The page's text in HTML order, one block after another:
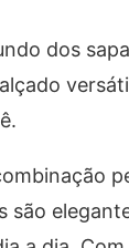
dos
são